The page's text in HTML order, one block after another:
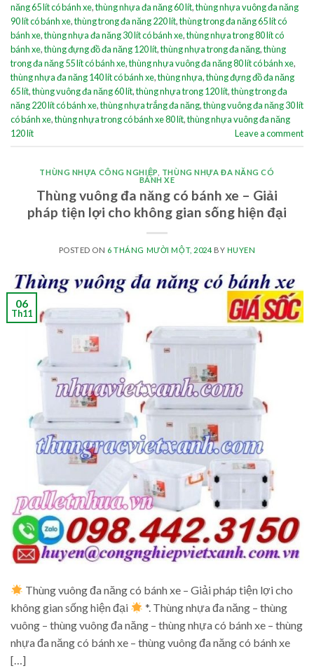
năng 65 lít có bánh xe,thùng nhựa đa năng 60 lít,thùng nhựa vuông đa năng
90 lít có bánh xe,thùng trong đa năng 220 lít,thùng trong đa năng 65 lít có
bánh xe,thùng nhựa đa năng 30 lít có bánh xe,thùng nhựa trong 80 lít có
bánh xe,thùng đựng đồ đa năng 120 lít,thùng nhựa trong đa năng,thùng
trong đa năng 55 lít có bánh xe,thùng nhựa vuông đa năng 80 lít có bánh xe,
thùng nhựa đa năng 140 lít có bánh xe,thùng nhựa,thùng đựng đồ đa năng
65 lít,thùng vuông đa năng 60 lít,thùng nhựa trong 120 lít,thùng trong đa
năng 220 lít có bánh xe,thùng nhựa trắng đa năng,thùng vuông đa năng 30 lít
có bánh xe,thùng nhựa trong có bánh xe 80 lít,thùng nhựa vuông đa năng
120 lít
Leave a comment
THÙNG NHỰA CÔNG NGHIỆP
THÙNG NHỰA ĐA NĂNG CÓ
BÁNH XE
Thùng vuông đa năng có bánh xe – Giải
pháp tiện lợi cho không gian sống hiện đại
POSTED ON 6 THÁNG MƯỜI MỘT, 2024BY HUYEN
06
Th11
Thùng vuông đa năng có bánh xe – Giải pháp tiện lợi cho
không gian sống hiện đại
*. Thùng nhựa đa năng – thùng
vuông – thùng vuông đa năng – thùng nhựa có bánh xe – thùng
nhựa đa năng có bánh xe – thùng vuông đa năng có bánh xe
[…]